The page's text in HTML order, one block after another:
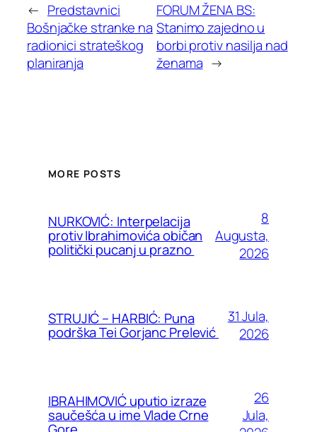
← Predstavnici
Bošnjačke stranke na
radionici strateškog
planiranja
FORUM ŽENA BS:
Stanimo zajedno u
borbi protiv nasilja nad
ženama →
MORE POSTS
NURKOVIĆ: Interpelacija
protiv Ibrahimovića običan
politički pucanj u prazno
8
Augusta,
2026
STRUJIĆ – HARBIĆ: Puna
podrška Tei Gorjanc Prelević
31 Jula,
2026
IBRAHIMOVIĆ uputio izraze
saučešća u ime Vlade Crne
26
Jula,